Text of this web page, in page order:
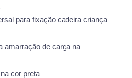
para fixação cadeira criança
amarração de carga na
cor preta